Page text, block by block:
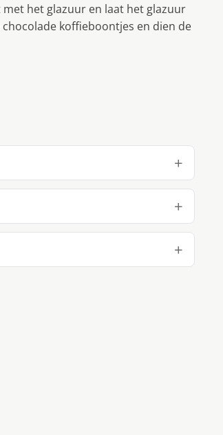
het glazuur en laat het glazuur
koffieboontjes en dien de